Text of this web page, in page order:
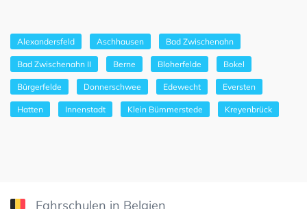
Alexandersfeld Aschhausen Bad Zwischenahn
Bad Zwischenahn II Berne Bloherfelde Bokel
Bürgerfelde Donnerschwee Edewecht Eversten
Hatten Innenstadt Klein Bümmerstede Kreyenbrück
Fahrschulen in Belgien